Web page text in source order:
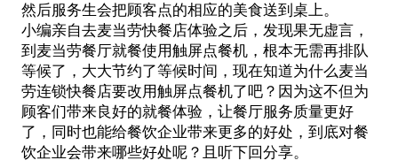
然后服务生会把顾客点的相应的美食送到桌上。
小编亲自去麦当劳快餐店体验之后，发现果无虚言，
到麦当劳餐厅就餐使用触屏点餐机，根本无需再排队
等候了，大大节约了等候时间，现在知道为什么麦当
劳连锁快餐店要改用触屏点餐机了吧？因为这不但为
顾客们带来良好的就餐体验，让餐厅服务质量更好
了，同时也能给餐饮企业带来更多的好处，到底对餐
饮企业会带来哪些好处呢？且听下回分享。